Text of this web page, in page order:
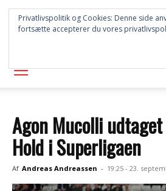
SYD
AVISEN
Agon Mucolli
Hold i Superligaen
Af Andreas Andreassen - 19:25 - 23.
Privatlivspolitik og Cookies: Denne side
fortsætte accepterer du vores